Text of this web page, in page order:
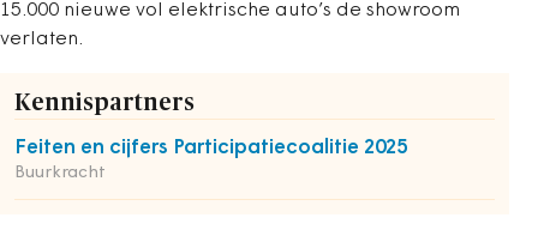
15.000 nieuwe vol elektrische auto’s de showroom
verlaten.
Kennispartners
Feiten en cijfers Participatiecoalitie 2025
Buurkracht